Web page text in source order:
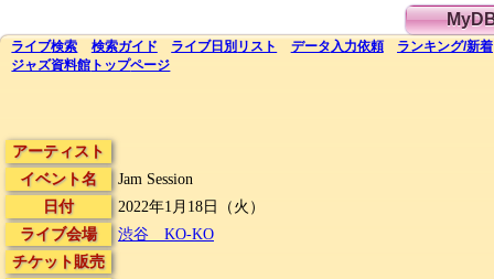
ライブ検索 検索ガイド ライブ日別 リスト データ入力依頼 ランキング/新着
ジャズ資料館 トップページ
アーティスト
イベント名
Jam Session
日付
2022年1月18日（火）
ライブ会場
渋谷 KO-KO
チケット販売